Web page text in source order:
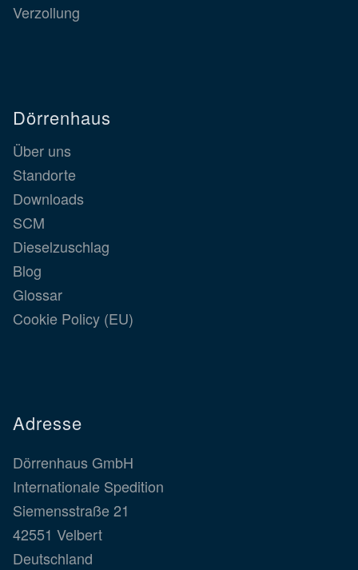
Verzollung
Dörrenhaus
Über uns
Standorte
Downloads
SCM
Dieselzuschlag
Blog
Glossar
Cookie Policy (EU)
Adresse
Dörrenhaus GmbH
Internationale Spedition
Siemensstraße 21
42551 Velbert
Deutschland